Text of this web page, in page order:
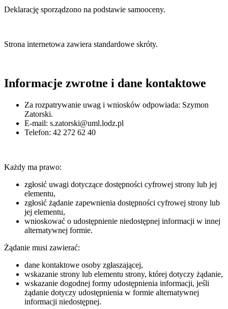
Deklarację sporządzono na podstawie samooceny.
Strona internetowa zawiera standardowe skróty.
Informacje zwrotne i dane kontaktowe
Za rozpatrywanie uwag i wniosków odpowiada: Szymon
Zatorski.
E-mail: s.zatorski@uml.lodz.pl
Telefon: 42 272 62 40
Każdy ma prawo:
zgłosić uwagi dotyczące dostępności cyfrowej strony lub jej
elementu,
zgłosić żądanie zapewnienia dostępności cyfrowej strony lub
jej elementu,
wnioskować o udostępnienie niedostępnej informacji w innej
alternatywnej formie.
Żądanie musi zawierać:
dane kontaktowe osoby zgłaszającej,
wskazanie strony lub elementu strony, której dotyczy żądanie,
wskazanie dogodnej formy udostępnienia informacji, jeśli
żądanie dotyczy udostępnienia w formie alternatywnej
informacji niedostępnej.